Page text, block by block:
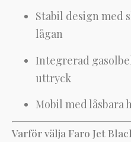
Stabil design med
lågan
Integrerad
uttryck
Mobil med
Varför välja Faro Jet